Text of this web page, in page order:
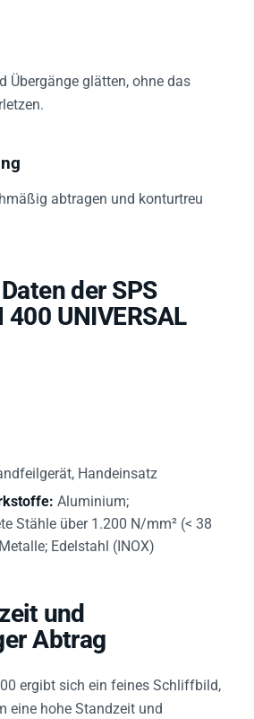
Übergänge glätten, ohne das
abtragen und konturtreu
der SPS
UNIVERSAL
Handeinsatz
Aluminium;
Stähle über 1.200 N/mm² (< 38
Edelstahl (INOX)
und
Abtrag
ergibt sich ein feines Schliffbild,
eine hohe Standzeit und